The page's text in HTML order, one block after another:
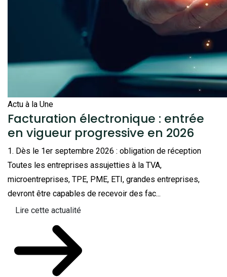
Actu à la Une
Facturation électronique : entrée
en vigueur progressive en 2026
1. Dès le 1er septembre 2026 : obligation de réception
Toutes les entreprises assujetties à la TVA,
microentreprises, TPE, PME, ETI, grandes entreprises,
devront être capables de recevoir des fac...
Lire cette actualité